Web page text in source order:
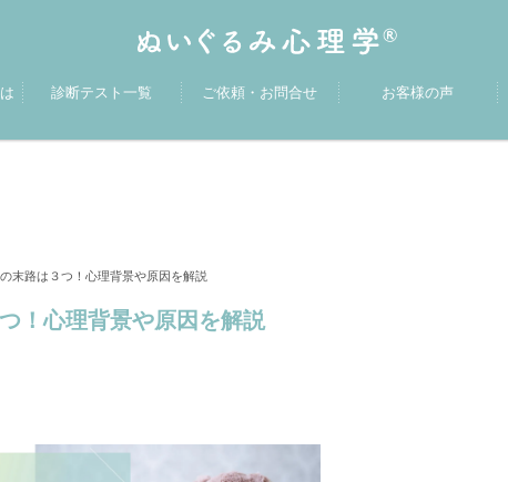
診断テスト一覧 ご依頼・お問合せ お客様の声
末路は３つ！心理背景や原因を解説
！心理背景や原因を解説